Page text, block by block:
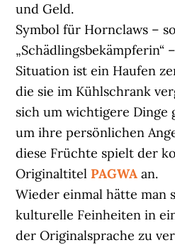
und Geld.
Symbol für Hornclaws –
„Schädlingsbekämpferin“
Situation ist ein Haufen
die sie im Kühlschrank
sich um wichtigere Dinge
um ihre persönlichen
diese Früchte spielt der
Originaltitel PAGWA an.
Wieder einmal hätte man
kulturelle Feinheiten in
der Originalsprache zu